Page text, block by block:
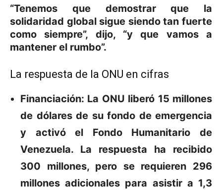
“Tenemos que demostrar que la
solidaridad global sigue siendo tan fuerte
como siempre”, dijo, “y que vamos a
mantener el rumbo”.
La respuesta de la ONU en cifras
Financiación: La ONU liberó 15 millones
de dólares de su fondo de emergencia
y activó el Fondo Humanitario de
Venezuela. La respuesta ha recibido
300 millones, pero se requieren 296
millones adicionales para asistir a 1,3